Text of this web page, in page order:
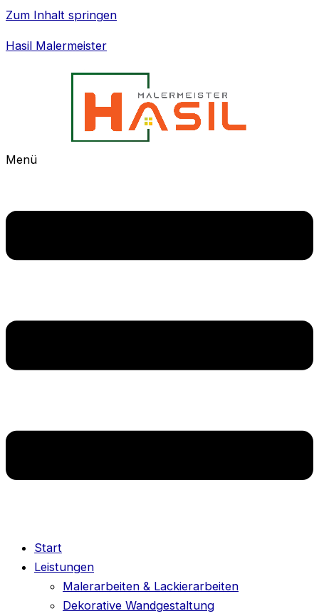
Zum Inhalt springen
Hasil Malermeister
Menü
Start
Leistungen
Malerarbeiten & Lackierarbeiten
Dekorative Wandgestaltung